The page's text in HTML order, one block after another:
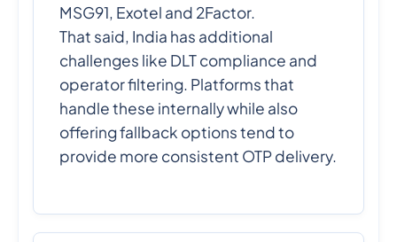
MSG91, Exotel and 2Factor.
That said, India has additional
challenges like DLT compliance and
operator filtering. Platforms that
handle these internally while also
offering fallback options tend to
provide more consistent OTP delivery.